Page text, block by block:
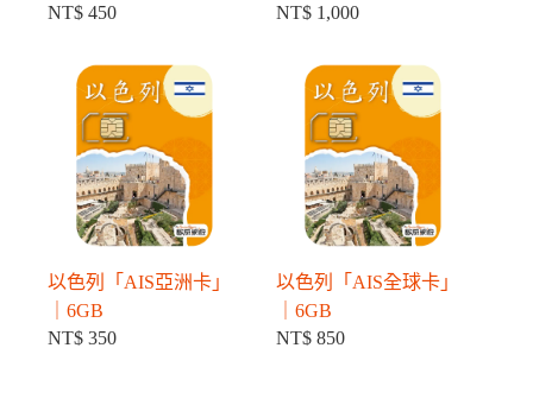
NT$ 450
NT$ 1,000
以色列「AIS亞洲卡」
｜6GB
NT$ 350
以色列「AIS全球卡」
｜6GB
NT$ 850